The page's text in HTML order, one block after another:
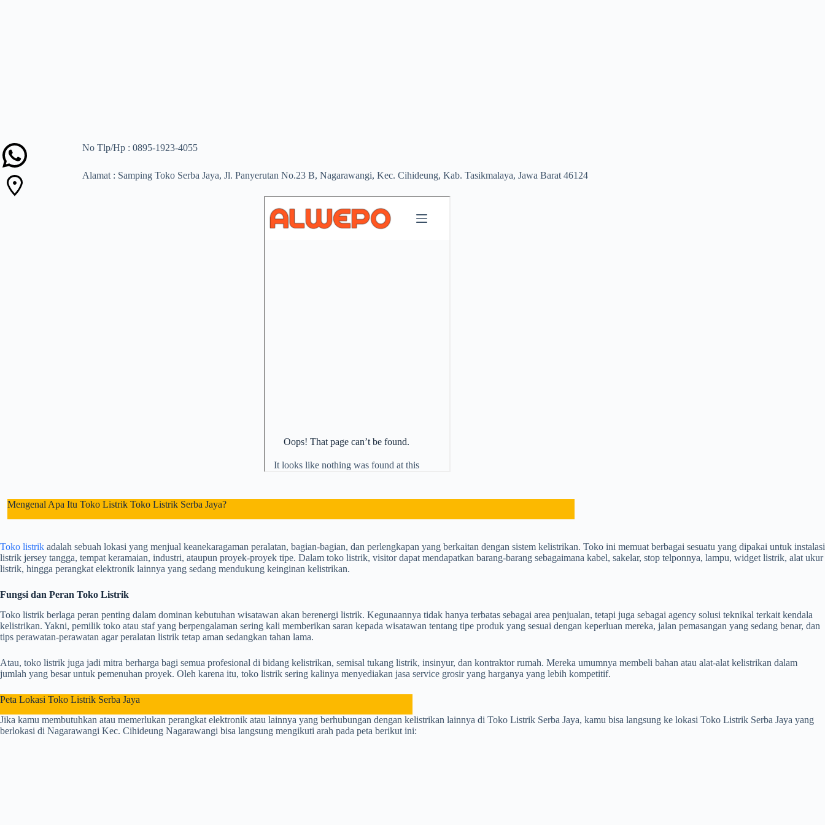
No Tlp/Hp : 0895-1923-4055
Alamat : Samping Toko Serba Jaya, Jl. Panyerutan No.23 B, Nagarawangi, Kec. Cihideung, Kab. Tasikmalaya, Jawa Barat 46124
Mengenal Apa Itu Toko Listrik Toko Listrik Serba Jaya?
Toko listrik adalah sebuah lokasi yang menjual keanekaragaman peralatan, bagian-bagian, dan perlengkapan yang berkaitan dengan sistem kelistrikan. Toko ini memuat berbagai sesuatu yang dipakai untuk instalasi
listrik jersey tangga, tempat keramaian, industri, ataupun proyek-proyek tipe. Dalam toko listrik, visitor dapat mendapatkan barang-barang sebagaimana kabel, sakelar, stop telponnya, lampu, widget listrik, alat ukur
listrik, hingga perangkat elektronik lainnya yang sedang mendukung keinginan kelistrikan.
Fungsi dan Peran Toko Listrik
Toko listrik berlaga peran penting dalam dominan kebutuhan wisatawan akan berenergi listrik. Kegunaannya tidak hanya terbatas sebagai area penjualan, tetapi juga sebagai agency solusi teknikal terkait kendala
kelistrikan. Yakni, pemilik toko atau staf yang berpengalaman sering kali memberikan saran kepada wisatawan tentang tipe produk yang sesuai dengan keperluan mereka, jalan pemasangan yang sedang benar, dan
tips perawatan-perawatan agar peralatan listrik tetap aman sedangkan tahan lama.
Atau, toko listrik juga jadi mitra berharga bagi semua profesional di bidang kelistrikan, semisal tukang listrik, insinyur, dan kontraktor rumah. Mereka umumnya membeli bahan atau alat-alat kelistrikan dalam
jumlah yang besar untuk pemenuhan proyek. Oleh karena itu, toko listrik sering kalinya menyediakan jasa service grosir yang harganya yang lebih kompetitif.
Peta Lokasi Toko Listrik Serba Jaya
Jika kamu membutuhkan atau memerlukan perangkat elektronik atau lainnya yang berhubungan dengan kelistrikan lainnya di Toko Listrik Serba Jaya, kamu bisa langsung ke lokasi Toko Listrik Serba Jaya yang
berlokasi di Nagarawangi Kec. Cihideung Nagarawangi bisa langsung mengikuti arah pada peta berikut ini: